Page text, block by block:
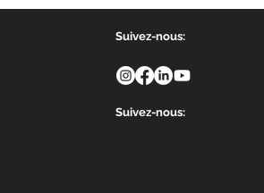
Suivez-nous:
Suivez-nous: